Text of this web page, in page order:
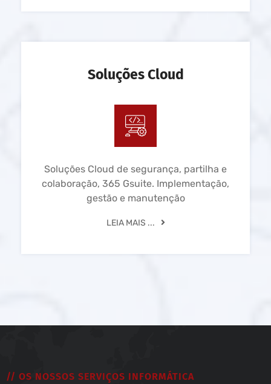
Soluções Cloud
Soluções Cloud de segurança, partilha e
colaboração, 365 Gsuite. Implementação,
gestão e manutenção
LEIA MAIS ...
// OS NOSSOS SERVIÇOS INFORMÁTICA